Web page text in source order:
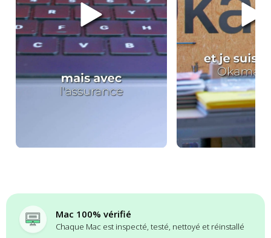
Mac 100% vérifié
Chaque Mac est inspecté, testé, nettoyé et réinstallé